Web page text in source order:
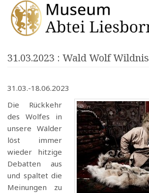
31.03.2023 : Wald Wolf Wildnis
31.03.-18.06.2023
Die Rückkehr
des Wolfes in
unsere Wälder
löst immer
wieder hitzige
Debatten aus
und spaltet die
Meinungen zu